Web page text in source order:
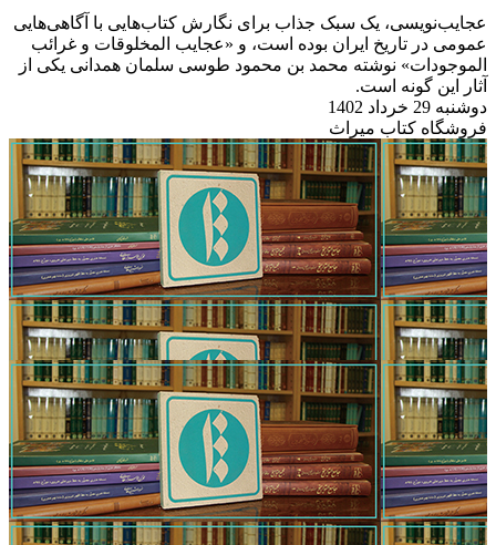
عجایب‌نویسی، یک سبک جذاب برای نگارش کتاب‌هایی با آگاهی‌هایی
عمومی در تاریخ ایران بوده است، و «عجایب المخلوقات و غرائب
الموجودات» نوشته محمد بن محمود طوسی سلمان همدانی یکی از
آثار این گونه است.
دوشنبه 29 خرداد 1402
فروشگاه کتاب میراث